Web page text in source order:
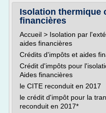
Isolation thermique
financières
Accueil > Isolation par
aides financières
Crédits d'impôts et aides
Crédit d'impôts pour
Aides financières
le CITE reconduit en 2017
le crédit d'impôt pour la
reconduit en 2017*